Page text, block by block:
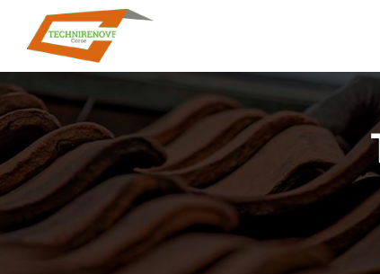
contenu
principal